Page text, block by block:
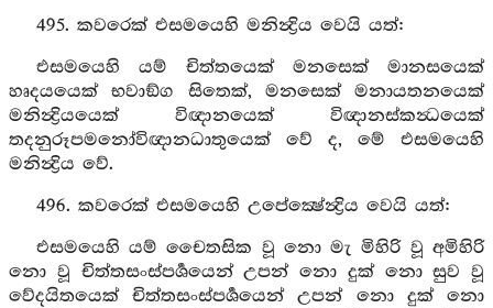
495. කවරෙක් එසමයෙහි මනින්‍ද්‍රිය වෙයි යත්:
එසමයෙහි යම් චිත්තයෙක් මනසෙක් මානසයෙක්
හෘදයයෙක් භවාඞ්ග සිතෙක්, මනසෙක් මනායතනයෙක්
මනින්‍ද්‍රියයෙක් විඥානයෙක් විඥානස්කන්‍ධයෙක්
තදනුරූපමනෝවිඥානධාතුයෙක් වේ ද, මේ එසමයෙහි
මනින්‍ද්‍රිය වේ.
496. කවරෙක් එසමයෙහි උපේක්‍ෂේන්‍ද්‍රිය වෙයි යත්:
එසමයෙහි යම් චෛතසික වූ නො මැ මිහිරි වූ අමිහිරි
නො වූ චිත්තසංස්පර්‍ශයෙන් උපන් නො දුක් නො සුව වූ
වේදයිතයෙක් චිත්තසංස්පර්‍ශයෙන් උපන් නො දුක් නො